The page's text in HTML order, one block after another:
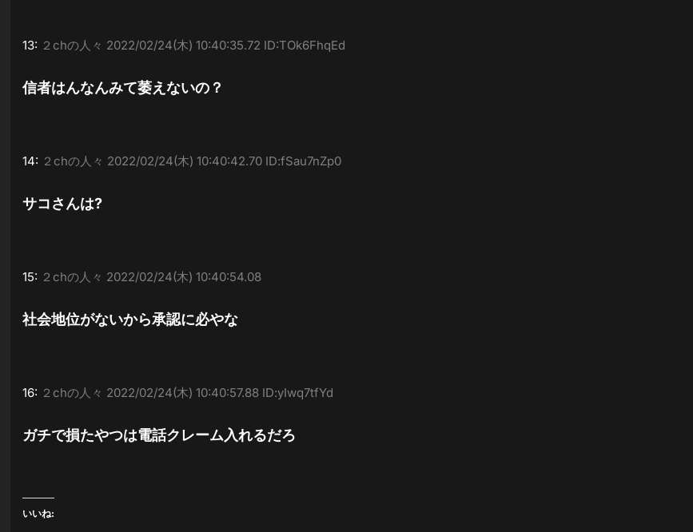
13: ２chの人々 2022/02/24(木) 10:40:35.72 ID:TOk6FhqEd
信者はんなんみて萎えないの？
14: ２chの人々 2022/02/24(木) 10:40:42.70 ID:fSau7nZp0
サコさんは?
15: ２chの人々 2022/02/24(木) 10:40:54.08
社会地位がないから承認に必やな
16: ２chの人々 2022/02/24(木) 10:40:57.88 ID:yIwq7tfYd
ガチで損たやつは電話クレーム入れるだろ
いいね: